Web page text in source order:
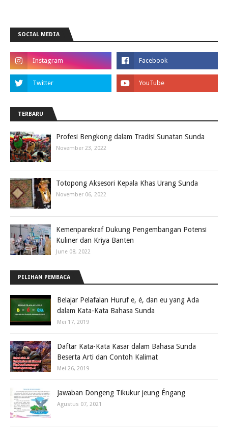
SOCIAL MEDIA
TERBARU
Profesi Bengkong dalam Tradisi Sunatan Sunda
November 23, 2022
Totopong Aksesori Kepala Khas Urang Sunda
November 06, 2022
Kemenparekraf Dukung Pengembangan Potensi
Kuliner dan Kriya Banten
June 08, 2022
PILIHAN PEMBACA
Belajar Pelafalan Huruf e, é, dan eu yang Ada
dalam Kata-Kata Bahasa Sunda
Mei 17, 2019
Daftar Kata-Kata Kasar dalam Bahasa Sunda
Beserta Arti dan Contoh Kalimat
Mei 26, 2019
Jawaban Dongeng Tikukur jeung Éngang
Agustus 07, 2021